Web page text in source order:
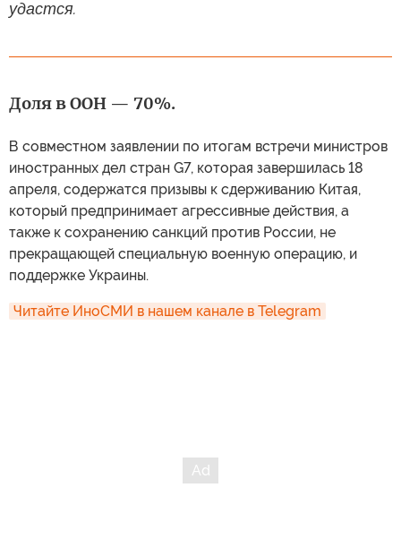
удастся.
Доля в ООН — 70%.
В совместном заявлении по итогам встречи министров
иностранных дел стран G7, которая завершилась 18
апреля, содержатся призывы к сдерживанию Китая,
который предпринимает агрессивные действия, а
также к сохранению санкций против России, не
прекращающей специальную военную операцию, и
поддержке Украины.
Читайте ИноСМИ в нашем канале в Telegram